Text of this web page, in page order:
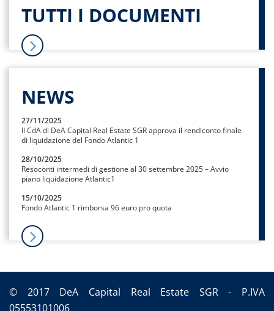
TUTTI I DOCUMENTI
NEWS
27/11/2025
Il CdA di DeA Capital Real Estate SGR approva il rendiconto finale
di liquidazione del Fondo Atlantic 1
28/10/2025
Resoconti intermedi di gestione al 30 settembre 2025 – Avvio
piano liquidazione Atlantic1
15/10/2025
Fondo Atlantic 1 rimborsa 96 euro pro quota
© 2017 DeA Capital Real Estate SGR - P.IVA
05553101006